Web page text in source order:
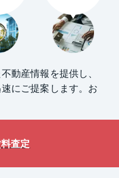
動産情報を提供し、
にご提案します。 お
査定